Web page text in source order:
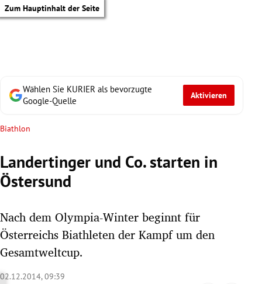
Zum Hauptinhalt der Seite
Untermenü
Untermenü
Wählen Sie KURIER als bevorzugte
Google-Quelle
Aktivieren
Biathlon
Landertinger und Co. starten in
Östersund
Nach dem Olympia-Winter beginnt für
Österreichs Biathleten der Kampf um den
Gesamtweltcup.
02.12.2014, 09:39